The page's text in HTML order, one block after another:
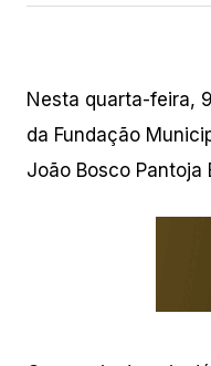
Nesta quarta-feira,
da Fundação
João Bosco